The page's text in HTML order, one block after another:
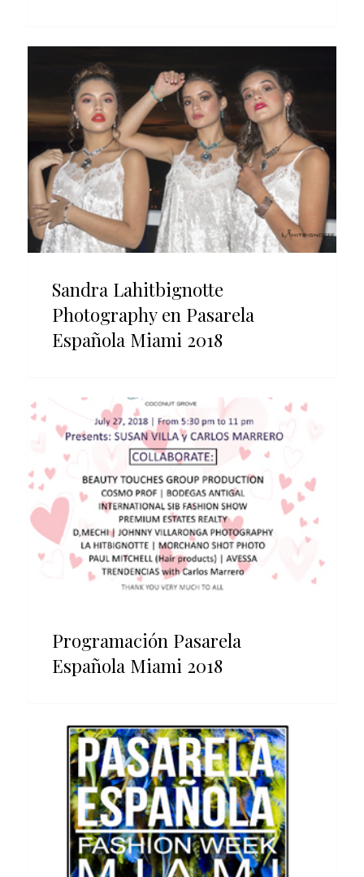
Sandra Lahitbignotte
Photography en Pasarela
Española Miami 2018
Programación Pasarela
Española Miami 2018